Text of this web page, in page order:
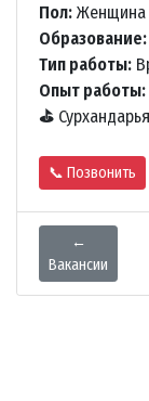
Пол: Женщина
Образование:
Тип работы:
Опыт работы:
⛳ Сурхандарья
📞 Позвонить
←
Вакансии